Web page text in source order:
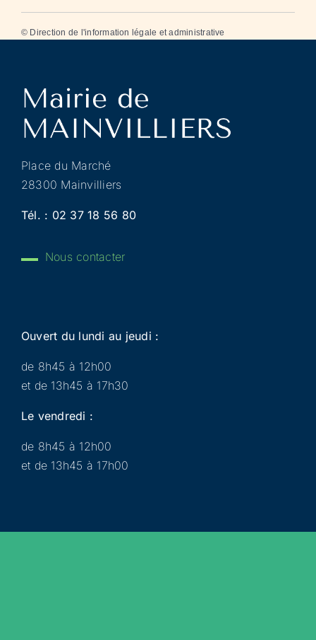
© Direction de l'information légale et administrative
Place du Marché
28300 Mainvilliers
Tél. : 02 37 18 56 80
Nous contacter
Ouvert du lundi au jeudi :
de 8h45 à 12h00
et de 13h45 à 17h30
Le vendredi :
de 8h45 à 12h00
et de 13h45 à 17h00